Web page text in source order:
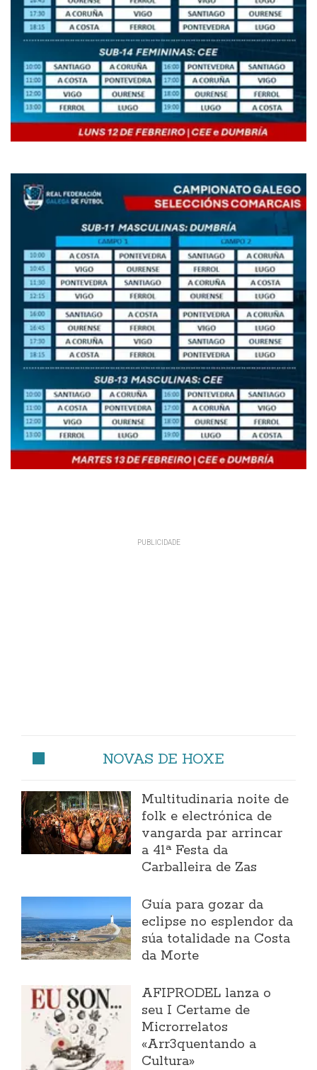
NOVAS DE HOXE
Multitudinaria noite de
folk e electrónica de
vangarda par arrincar
a 41ª Festa da
Carballeira de Zas
Guía para gozar da
eclipse no esplendor da
súa totalidade na Costa
da Morte
AFIPRODEL lanza o
seu I Certame de
Microrrelatos
«Arr3quentando a
Cultura»